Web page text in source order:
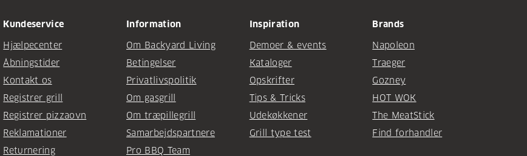
Kundeservice
Hjælpecenter
Åbningstider
Kontakt os
Registrer grill
Registrer pizzaovn
Reklamationer
Returnering
Information
Om Backyard Living
Betingelser
Privatlivspolitik
Om gasgrill
Om træpillegrill
Samarbejdspartnere
Pro BBQ Team
Inspiration
Demoer & events
Kataloger
Opskrifter
Tips & Tricks
Udekøkkener
Grill type test
Brands
Napoleon
Traeger
Gozney
HOT WOK
The MeatStick
Find forhandler